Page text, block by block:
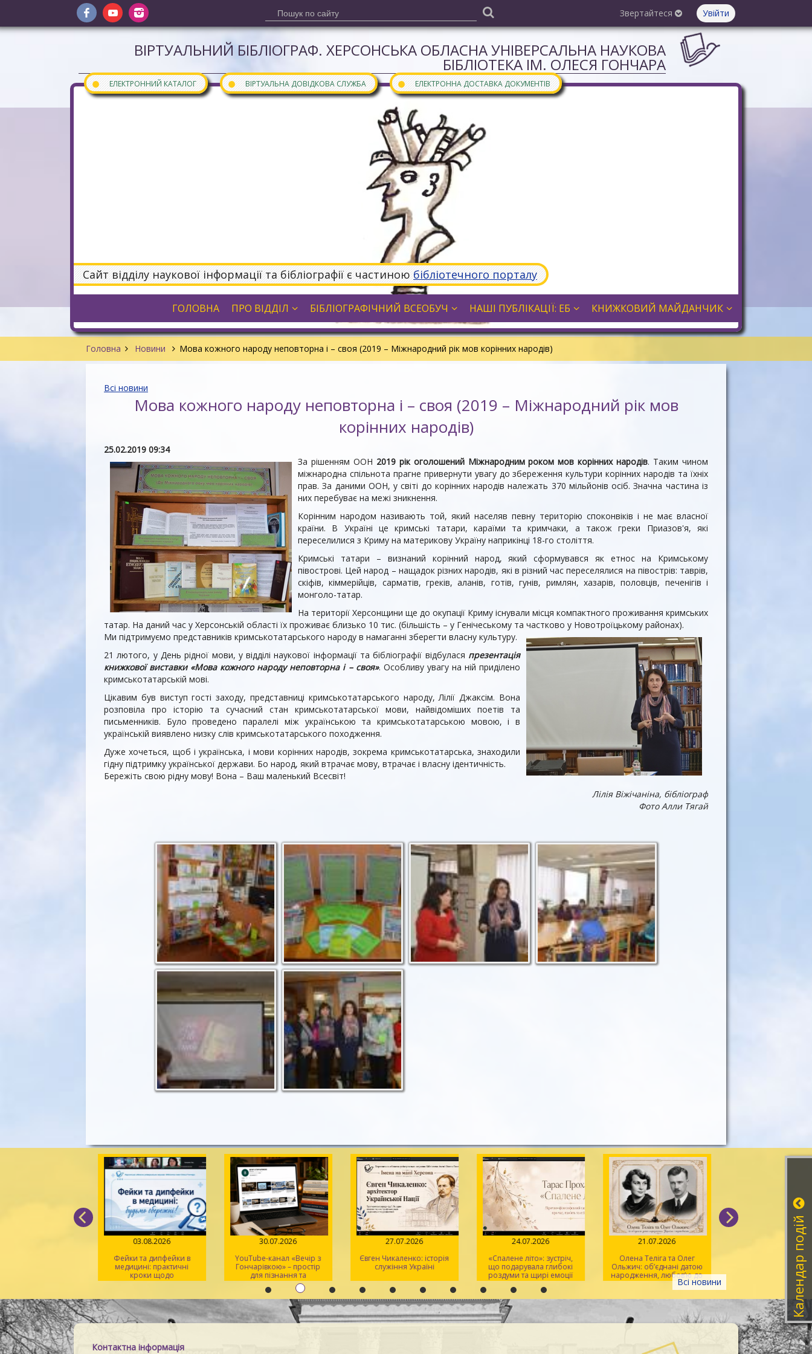
Звертайтеся Увійти
ВІРТУАЛЬНИЙ БІБЛІОГРАФ. ХЕРСОНСЬКА ОБЛАСНА УНІВЕРСАЛЬНА НАУКОВА
БІБЛІОТЕКА ІМ. ОЛЕСЯ ГОНЧАРА
● ЕЛЕКТРОННИЙ КАТАЛОГ ● ВІРТУАЛЬНА ДОВІДКОВА СЛУЖБА ● ЕЛЕКТРОННА ДОСТАВКА ДОКУМЕНТІВ
Сайт відділу наукової інформації та бібліографії є частиною бібліотечного порталу
ГОЛОВНА ПРО ВІДДІЛ БІБЛІОГРАФІЧНИЙ ВСЕОБУЧ НАШІ ПУБЛІКАЦІЇ: ЕБ КНИЖКОВИЙ МАЙДАНЧИК
Головна Новини Мова кожного народу неповторна і – своя (2019 – Міжнародний рік мов корінних народів)
Всі новини
Мова кожного народу неповторна і – своя (2019 – Міжнародний рік мов
корінних народів)
25.02.2019 09:34
За рішенням ООН 2019 рік оголошений Міжнародним роком мов корінних народів. Таким чином
міжнародна спільнота прагне привернути увагу до збереження культури корінних народів та їхніх
прав. За даними ООН, у світі до корінних народів належать 370 мільйонів осіб. Значна частина із
них перебуває на межі зникнення.
Корінним народом називають той, який населяв певну територію споконвіків і не має власної
країни. В Україні це кримські татари, караїми та кримчаки, а також греки Приазов'я, які
переселилися з Криму на материкову Україну наприкінці 18-го століття.
Кримські татари – визнаний корінний народ, який сформувався як етнос на Кримському
півострові. Цей народ – нащадок різних народів, які в різний час переселялися на півострів: таврів,
скіфів, кіммерійців, сарматів, греків, аланів, готів, гунів, римлян, хазарів, половців, печенігів і
монголо-татар.
На території Херсонщини ще до окупації Криму існували місця компактного проживання кримських
татар. На даний час у Херсонській області їх проживає близько 10 тис. (більшість – у Генічеському та частково у Новотроїцькому районах).
Ми підтримуємо представників кримськотатарського народу в намаганні зберегти власну культуру.
21 лютого, у День рідної мови, у відділі наукової інформації та бібліографії відбулася презентація
книжкової виставки «Мова кожного народу неповторна і – своя». Особливу увагу на ній приділено
кримськотатарській мові.
Цікавим був виступ гості заходу, представниці кримськотатарського народу, Лілії Джаксім. Вона
розповіла про історію та сучасний стан кримськотатарської мови, найвідоміших поетів та
письменників. Було проведено паралелі між українською та кримськотатарською мовою, і в
українській виявлено низку слів кримськотатарського походження.
Дуже хочеться, щоб і українська, і мови корінних народів, зокрема кримськотатарська, знаходили
гідну підтримку української держави. Бо народ, який втрачає мову, втрачає і власну ідентичність.
Бережіть свою рідну мову! Вона – Ваш маленький Всесвіт!
Лілія Віжічаніна, бібліограф
Фото Алли Тягай
Всі новини
03.08.2026
Фейки та дипфейки в
медицині: практичні
кроки щодо
розпізнавання
30.07.2026
YouTube-канал «Вечір з
Гончарівкою» – простір
для пізнання та
натхнення
27.07.2026
Євген Чикаленко: історія
служіння Україні
24.07.2026
«Спалене літо»: зустріч,
що подарувала глибокі
роздуми та щирі емоції
21.07.2026
Олена Теліга та Олег
Ольжич: об’єднані датою
народження, любов’ю до
України та жертовністю
заради неї
20.07.2026
Мистецтво
Контактна інформація
Календар подій